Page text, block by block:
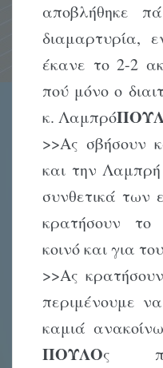
αποβλήθηκε
διαμαρτυρία,
έκανε το 2-2
πού μόνο ο
κ. Λαμπρό
>>Ας σβήσουν
και την
συνθετικά των
κρατήσουν το
κοινό και για
>>Ας
περιμένουμε
καμιά
ΠΟΥΛΟς